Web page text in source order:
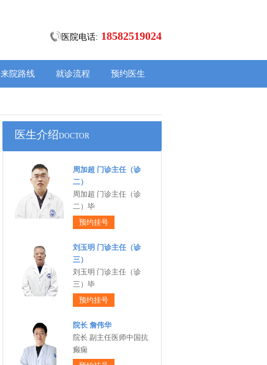
医院电话: 18582519024
来院路线 就诊流程 预约医生
医生介绍DOCTOR
周加超 门诊主任（诊
二）
周加超 门诊主任（诊
二）毕
预约挂号
刘玉明 门诊主任（诊
三）
刘玉明 门诊主任（诊
三）毕
预约挂号
院长 詹伟华
院长 副主任医师中国抗
癫痫